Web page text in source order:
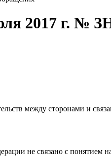
2017 г. №
между сторонами и
не связано с понятием